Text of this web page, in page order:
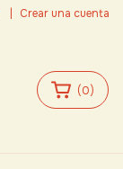
Crear una cuenta
(0)